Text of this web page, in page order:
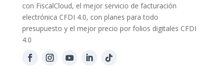
con FiscalCloud, el mejor servicio de facturación
electrónica CFDI 4.0, con planes para todo
presupuesto y el mejor precio por folios digitales CFDI
4.0